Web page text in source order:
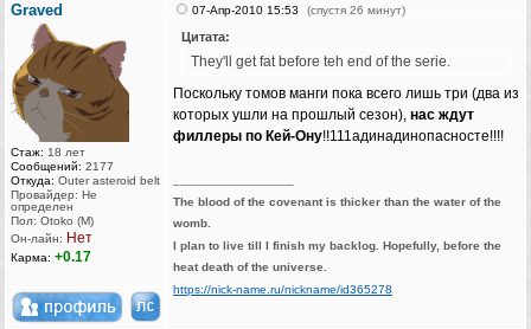
Graved
Стаж: 18 лет
Сообщений: 2177
Откуда: Outer asteroid belt
Провайдер: Не
определен
Пол: Otoko (M)
Он-лайн: Нет
Карма: +0.17
07-Апр-2010 15:53 (спустя 26 минут)
Цитата:
They'll get fat before teh end of the serie.
Поскольку томов манги пока всего лишь три (два из
которых ушли на прошлый сезон), нас ждут
филлеры по Кей-Ону!!111адинадинопасносте!!!!
The blood of the covenant is thicker than the water of the
womb.
I plan to live till I finish my backlog. Hopefully, before the
heat death of the universe.
https://nick-name.ru/nickname/id365278